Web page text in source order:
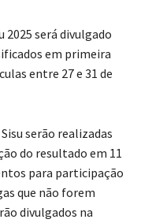
2025 será divulgado
em primeira
entre 27 e 31 de
serão realizadas
do resultado em 11
para participação
que não forem
divulgados na